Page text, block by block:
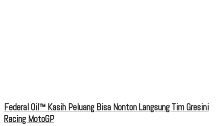
Federal Oil™ Kasih Peluang Bisa Nonton Langsung Tim Gresini
Racing MotoGP